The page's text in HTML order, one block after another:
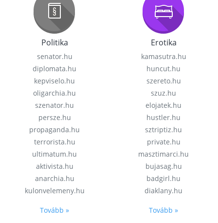
Politika
senator.hu
diplomata.hu
kepviselo.hu
oligarchia.hu
szenator.hu
persze.hu
propaganda.hu
terrorista.hu
ultimatum.hu
aktivista.hu
anarchia.hu
kulonvelemeny.hu
Tovább »
Erotika
kamasutra.hu
huncut.hu
szereto.hu
szuz.hu
elojatek.hu
hustler.hu
sztriptiz.hu
private.hu
masztimarci.hu
bujasag.hu
badgirl.hu
diaklany.hu
Tovább »